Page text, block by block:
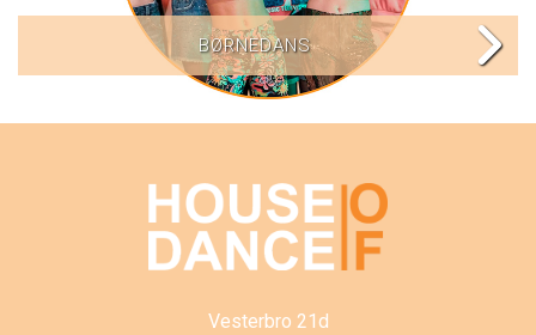
BØRNEDANS
Vesterbro 21d